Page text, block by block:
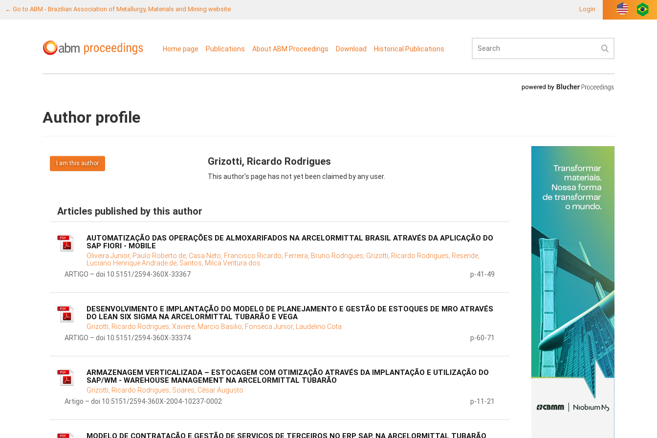
← Go to ABM - Brazilian Association of Metallurgy, Materials and Mining website Login
Home page Publications About ABM Proceedings Download Historical Publications
Author profile
I am this author Grizotti, Ricardo Rodrigues
This author's page has not yet been claimed by any user.
Articles published by this author
AUTOMATIZAÇÃO DAS OPERAÇÕES DE ALMOXARIFADOS NA ARCELORMITTAL BRASIL ATRAVÉS DA APLICAÇÃO DO
SAP FIORI - MOBILE
Oliveira Junior, Paulo Roberto de; Casa Neto, Francisco Ricardo; Ferreira, Bruno Rodrigues; Grizotti, Ricardo Rodrigues; Resende,
Luciano Henrique Andrade de; Santos, Milca Ventura dos
ARTIGO – doi 10.5151/2594-360X-33367
p-41-49
DESENVOLVIMENTO E IMPLANTAÇÃO DO MODELO DE PLANEJAMENTO E GESTÃO DE ESTOQUES DE MRO ATRAVÉS
DO LEAN SIX SIGMA NA ARCELORMITTAL TUBARÃO E VEGA
Grizotti, Ricardo Rodrigues; Xaviere, Marcio Basilio; Fonseca Junior, Laudelino Cota
ARTIGO – doi 10.5151/2594-360X-33374
p-60-71
ARMAZENAGEM VERTICALIZADA – ESTOCAGEM COM OTIMIZAÇÃO ATRAVÉS DA IMPLANTAÇÃO E UTILIZAÇÃO DO
SAP/WM - WAREHOUSE MANAGEMENT NA ARCELORMITTAL TUBARÃO
Grizotti, Ricardo Rodrigues; Soares, César Augusto
Artigo – doi 10.5151/2594-360X-2004-10237-0002
p-11-21
MODELO DE CONTRATAÇÃO E GESTÃO DE SERVIÇOS DE TERCEIROS NO ERP SAP, NA ARCELORMITTAL TUBARÃO